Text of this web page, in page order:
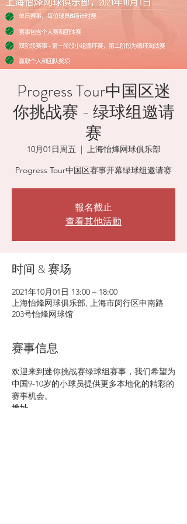
Progress Tour中国区迷
你挑战赛 - 绿球组邀请
赛
10月01日周五
  |
上海怡烽网球俱乐部
Progress Tour中国区赛事开幕绿球组邀请赛
報名截止
查看其他活動
时间 & 赛场
2021年10月01日 13:00 – 18:00
上海怡烽网球俱乐部, 上海市闵行区申南路
203号怡烽网球馆
赛事信息
欢迎来到迷你挑战赛绿球组赛事，我们希望为
中国9-10岁的小球员提供更多本地化的精彩的
赛事机会。
地址